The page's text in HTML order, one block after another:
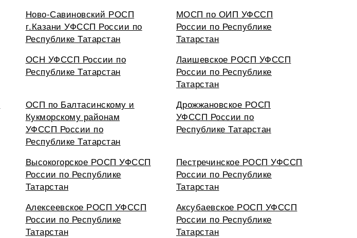
Ново-Савиновский РОСП
г.Казани УФССП России по
Республике Татарстан
МОСП по ОИП УФССП
России по Республике
Татарстан
ОСН УФССП России по
Республике Татарстан
Лаишевское РОСП УФССП
России по Республике
Татарстан
ОСП по Балтасинскому и
Кукморскому районам
УФССП России по
Республике Татарстан
Дрожжановское РОСП
УФССП России по
Республике Татарстан
Высокогорское РОСП УФССП
России по Республике
Татарстан
Пестречинское РОСП УФССП
России по Республике
Татарстан
Алексеевское РОСП УФССП
России по Республике
Татарстан
Аксубаевское РОСП УФССП
России по Республике
Татарстан